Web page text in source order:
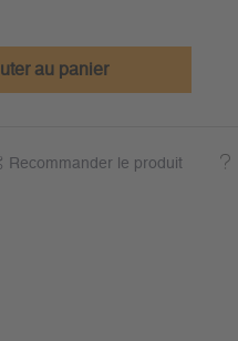
au panier
Recommander le produit